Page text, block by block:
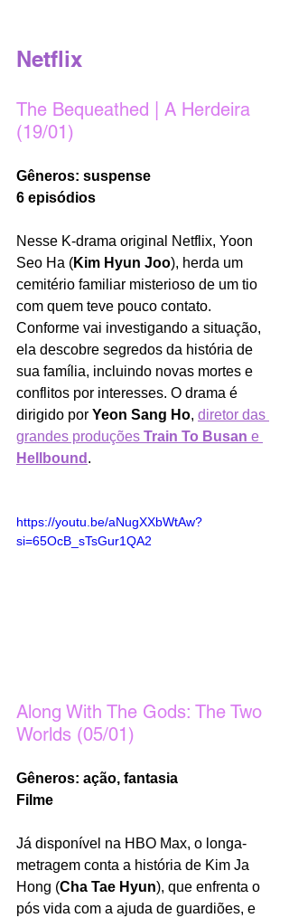
Netflix
The Bequeathed | A Herdeira
(19/01)
Gêneros: suspense
6 episódios
Nesse K-drama original Netflix, Yoon
Seo Ha (Kim Hyun Joo), herda um
cemitério familiar misterioso de um tio
com quem teve pouco contato.
Conforme vai investigando a situação,
ela descobre segredos da história de
sua família, incluindo novas mortes e
conflitos por interesses. O drama é
dirigido por Yeon Sang Ho, diretor das
grandes produções Train To Busan e
Hellbound .
https://youtu.be/aNugXXbWtAw?
si=65OcB_sTsGur1QA2
Along With The Gods: The Two
Worlds (05/01)
Gêneros: ação, fantasia
Filme
Já disponível na HBO Max, o longa-
metragem conta a história de Kim Ja
Hong (Cha Tae Hyun), que enfrenta o
pós vida com a ajuda de guardiões, e